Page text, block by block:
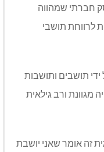
חברתי שמהווה
לרווחת תושבי
תושבים ותושבות
מגוונת ורב גילאית
זה אומר שאני יושבת